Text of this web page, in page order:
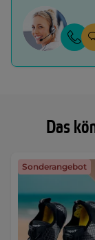
Das
Sonderangebot